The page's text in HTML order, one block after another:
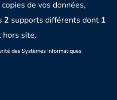
copies de vos données,
2 supports différents dont 1
hors site.
des Systèmes Informatiques